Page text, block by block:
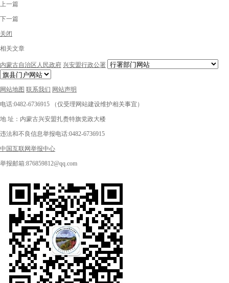
上一篇
下一篇
关闭
相关文章
内蒙古自治区人民政府 兴安盟行政公署
网站地图 联系我们 网站声明
电话:0482-6736915 （仅受理网站建设维护相关事宜）
地 址：内蒙古兴安盟扎赉特旗党政大楼
违法和不良信息举报电话:0482-6736915
中国互联网举报中心
举报邮箱:876859812@qq.com